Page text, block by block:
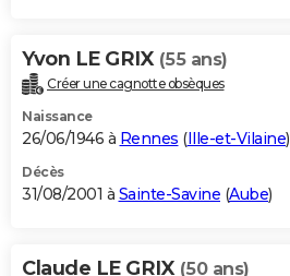
Yvon LE GRIX (55 ans)
Créer une cagnotte obsèques
Naissance
26/06/1946 à Rennes (Ille-et-Vilaine)
Décès
31/08/2001 à Sainte-Savine (Aube)
Claude LE GRIX (50 ans)